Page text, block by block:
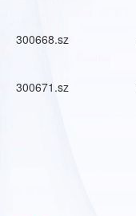
300668.sz
300671.sz